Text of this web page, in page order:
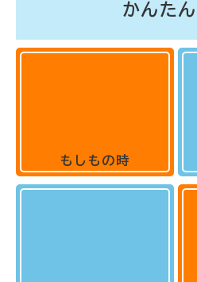
かんた
もしもの時